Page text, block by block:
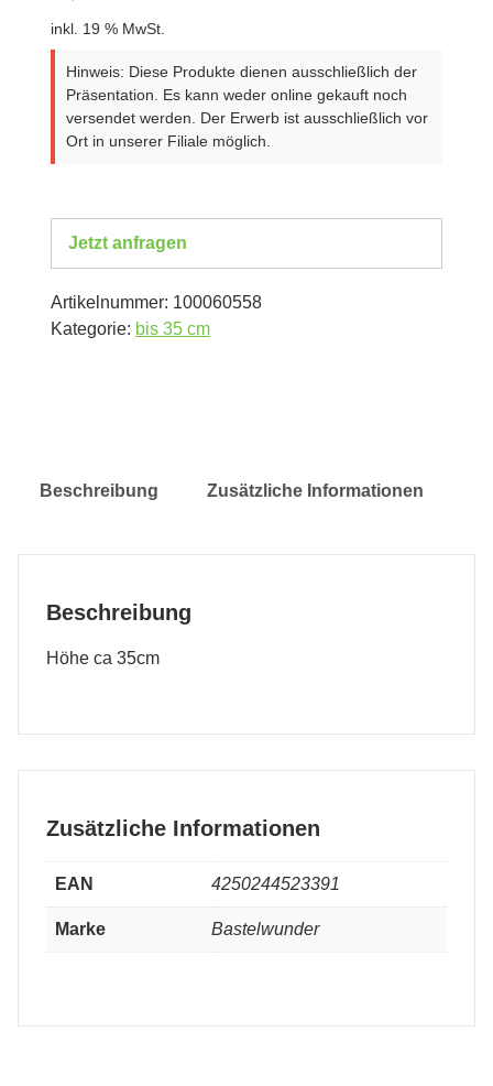
inkl. 19 % MwSt.
Hinweis: Diese Produkte dienen ausschließlich der
Präsentation. Es kann weder online gekauft noch
versendet werden. Der Erwerb ist ausschließlich vor
Ort in unserer Filiale möglich.
Jetzt anfragen
Artikelnummer: 100060558
Kategorie: bis 35 cm
Beschreibung Zusätzliche Informationen
Beschreibung
Höhe ca 35cm
Zusätzliche Informationen
EAN 4250244523391
Marke Bastelwunder